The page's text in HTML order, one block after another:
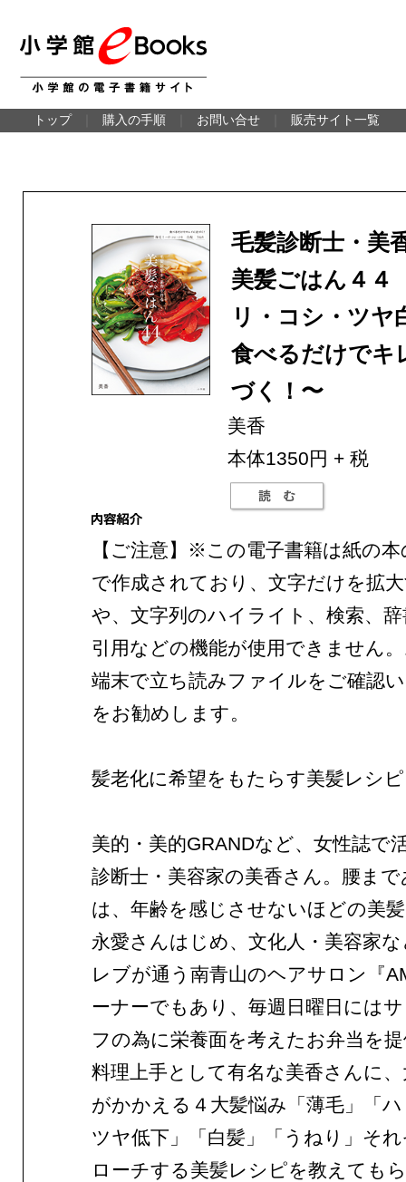
トップ 購入の手順 お問い合せ 販売サイト一覧
毛髪診断士・
美髪ごはん４
リ・コシ・ツヤ
食べるだけでキ
づく！〜
美香
本体1350円 + 税
【ご注意】※この電子書籍は紙の
で作成されており、文字だけを拡
や、文字列のハイライト、検索、
引用などの機能が使用できません
端末で立ち読みファイルをご確認
をお勧めします。
髪老化に希望をもたらす美髪レシ
美的・美的GRANDなど、女性誌で
診断士・美容家の美香さん。腰ま
は、年齢を感じさせないほどの美
永愛さんはじめ、文化人・美容家
レブが通う南青山のヘアサロン『
ーナーでもあり、毎週日曜日には
フの為に栄養面を考えたお弁当を
料理上手として有名な美香さんに
がかかえる４大髪悩み「薄毛」「
ツヤ低下」「白髪」「うねり」そ
ローチする美髪レシピを教えても